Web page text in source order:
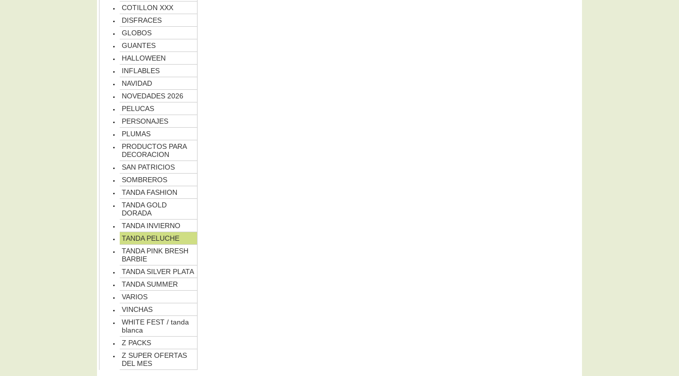
COTILLON XXX
DISFRACES
GLOBOS
GUANTES
HALLOWEEN
INFLABLES
NAVIDAD
NOVEDADES 2026
PELUCAS
PERSONAJES
PLUMAS
PRODUCTOS PARA
DECORACION
SAN PATRICIOS
SOMBREROS
TANDA FASHION
TANDA GOLD
DORADA
TANDA INVIERNO
TANDA PELUCHE
TANDA PINK BRESH
BARBIE
TANDA SILVER PLATA
TANDA SUMMER
VARIOS
VINCHAS
WHITE FEST / tanda
blanca
Z PACKS
Z SUPER OFERTAS
DEL MES